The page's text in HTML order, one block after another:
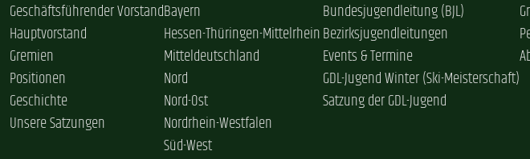
Geschäftsführender Vorstand
Hauptvorstand
Gremien
Positionen
Geschichte
Unsere Satzungen
Bayern
Hessen-Thüringen-Mittelrhein
Mitteldeutschland
Nord
Nord-Ost
Nordrhein-Westfalen
Süd-West
Bundesjugendleitung (BJL)
Bezirksjugendleitungen
Events & Termine
GDL-Jugend Winter (Ski-Meisterschaft)
Satzung der GDL-Jugend